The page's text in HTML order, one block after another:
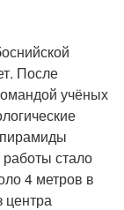
После
учёных
стало
4 метров в
центра